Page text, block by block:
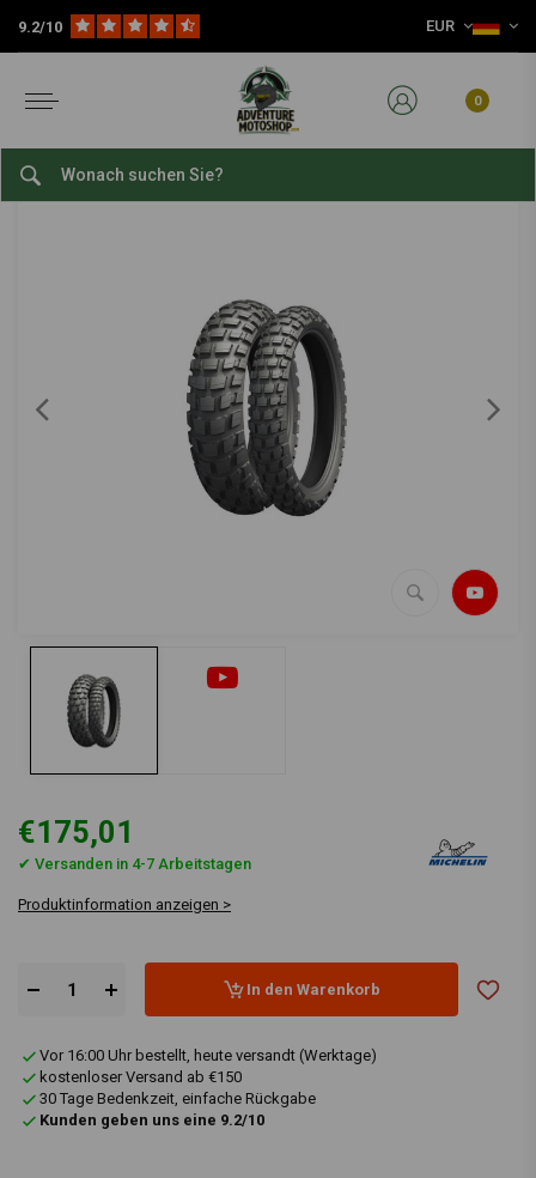
9.2/10 EUR
0
Verschleißteile 18 Zoll Adventure / Offroad Reifen
bekijk alles van Michelin
130/80 -18 Anakee Wild
€175,01
✔ Versanden in 4-7 Arbeitstagen
Produktinformation anzeigen >
In den Warenkorb
Vor 16:00 Uhr bestellt, heute versandt (Werktage)
kostenloser Versand ab €150
30 Tage Bedenkzeit, einfache Rückgabe
Kunden geben uns eine 9.2/10